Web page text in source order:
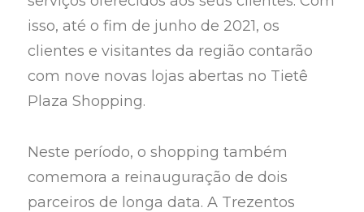
isso, até o fim de junho de 2021, os
clientes e visitantes da região contarão
com nove novas lojas abertas no Tietê
Plaza Shopping.
Neste período, o shopping também
comemora a reinauguração de dois
parceiros de longa data. A Trezentos